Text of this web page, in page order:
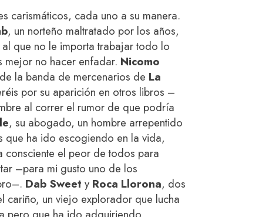
carismáticos, cada uno a su manera.
, un norteño maltratado por los años,
que no le importa trabajar todo lo
no hacer enfadar. Nicomo
la banda de mercenarios de La
por su aparición en otros libros –
al correr el rumor de que podría
, su abogado, un hombre arrepentido
ha ido escogiendo en la vida,
el peor de todos para
–para mi gusto uno de los
Dab Sweet y Roca Llorona, dos
cariño, un viejo explorador que lucha